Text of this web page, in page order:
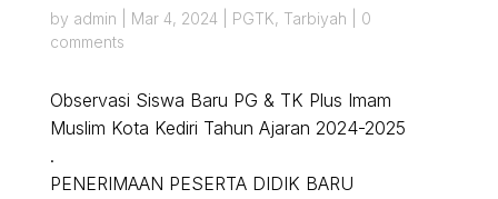
by admin Mar 4, 2024 PGTK, Tarbiyah
0
comments
Observasi Siswa Baru PG & TK Plus Imam
Muslim Kota Kediri Tahun Ajaran 2024-2025
.
PENERIMAAN PESERTA DIDIK BARU